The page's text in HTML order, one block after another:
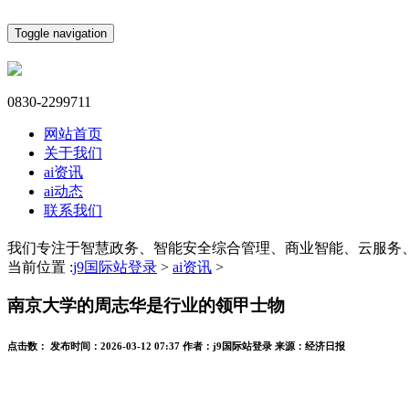
Toggle navigation
0830-2299711
网站首页
关于我们
ai资讯
ai动态
联系我们
我们专注于智慧政务、智能安全综合管理、商业智能、云服务
当前位置 :j9国际站登录 > ai资讯 >
南京大学的周志华是行业的领甲士物
点击数： 发布时间： 2026-03-12 07:37 作者： j9国际站登录 来源： 经济日报